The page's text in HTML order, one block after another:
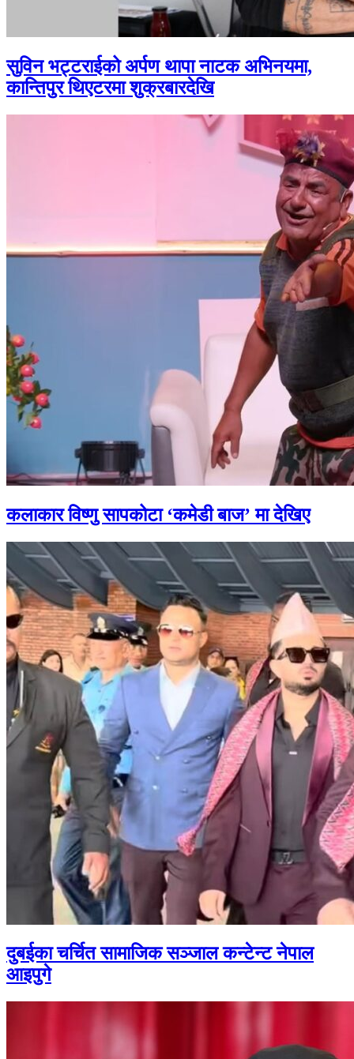
सुविन भट्टराईको अर्पण थापा नाटक अभिनयमा,
कान्तिपुर थिएटरमा शुक्रबारदेखि
कलाकार विष्णु सापकोटा ‘कमेडी बाज’ मा देखिए
दुबईका चर्चित सामाजिक सञ्जाल कन्टेन्ट नेपाल
आइपुगे